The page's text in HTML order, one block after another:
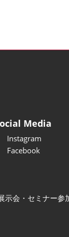
Media
Instagram
Facebook
示会・セミナー参